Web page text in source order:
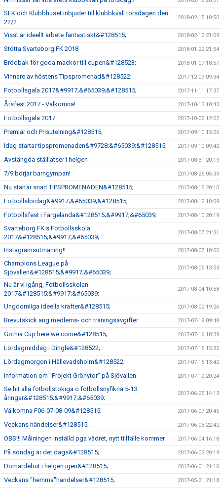
SFK och Klubbhuset inbjuder till klubbkväll torsdagen den
22/2
2018-02-15 10:50
Visst är ideellt arbete fantastiskt&#128515; 2018-02-12 21:09
Stötta Svarteborg FK 2018 2018-01-22 21:54
Brödbak för goda mackor till cupen&#128523; 2018-01-07 18:57
Vinnare av höstens Tipspromenad&#128522; 2017-12-09 09:34
Fotbollsgala 2017&#9917;&#65039;&#128515; 2017-11-11 17:37
Årsfest 2017 - Välkomna! 2017-10-13 10:43
Fotbollsgala 2017 2017-10-02 12:02
Premiär och Prisutelning&#128515; 2017-09-10 15:06
Idag startar tipspromenaden&#9728;&#65039;&#128515; 2017-09-10 09:42
Avstängda ställlatser i helgen 2017-08-31 20:19
7/9 börjar barngympan! 2017-08-26 05:39
Nu startar snart TIPSPROMENADEN&#128515; 2017-08-15 20:10
Fotbollslördag&#9917;&#65039;&#128515; 2017-08-12 10:09
Fotbollsfest i Färgelanda&#128515;&#9917;&#65039; 2017-08-10 20:19
Svarteborg FK:s Fotbollsskola
2017&#128515;&#9917;&#65039;
2017-08-07 21:31
Instagramsutmaning!! 2017-08-07 18:00
Champions League på
Sjövallen&#128515;&#9917;&#65039;
2017-08-06 13:53
Nu är vi igång, Fotbollsskolan
2017&#128515;&#9917;&#65039;
2017-08-04 10:58
Ungdomliga ideella krafter&#128515; 2017-08-02 19:26
Brevutskick ang medlems- och träningsavgifter 2017-07-19 09:48
Gothia Cup here we come&#128515; 2017-07-16 18:39
Lördagmiddag i Dingle&#128522; 2017-07-15 15:32
Lördagmorgon i Hällevadsholm&#128522; 2017-07-15 13:42
Information om "Projekt Grönytor" på Sjövallen 2017-07-12 20:24
Se hit alla fotbollstokiga o fotbollsnyfikna 5-13
åringar&#128515;&#9917;&#65039;
2017-06-25 14:13
Välkomna F06-07-08-09&#128515; 2017-06-07 20:45
Veckans händelser&#128515; 2017-06-05 22:42
OBS!!! Målningen inställd pga vädret, nytt tillfälle kommer 2017-06-04 16:18
På söndag är det dags&#128515; 2017-06-02 20:19
Domardebut i helgen igen&#128515; 2017-06-01 21:10
Veckans "hemma"händelser&#128515; 2017-05-31 21:18